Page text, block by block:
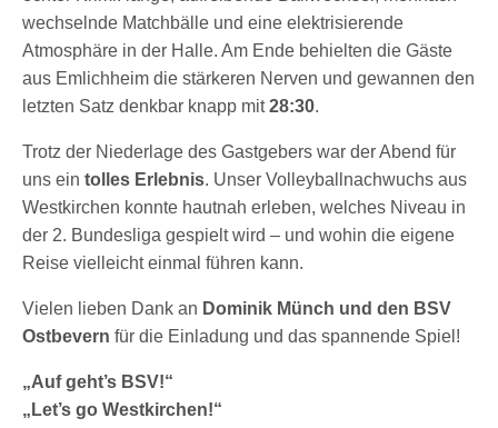
wechselnde Matchbälle und eine elektrisierende
Atmosphäre in der Halle. Am Ende behielten die Gäste
aus Emlichheim die stärkeren Nerven und gewannen den
letzten Satz denkbar knapp mit28:30.
Trotz der Niederlage des Gastgebers war der Abend für
uns eintolles Erlebnis. Unser Volleyballnachwuchs aus
Westkirchen konnte hautnah erleben, welches Niveau in
der 2. Bundesliga gespielt wird – und wohin die eigene
Reise vielleicht einmal führen kann.
Vielen lieben Dank an Dominik Münch und den BSV
Ostbevern für die Einladung und das spannende Spiel!
„Auf geht’s BSV!“
„Let’s go Westkirchen!“